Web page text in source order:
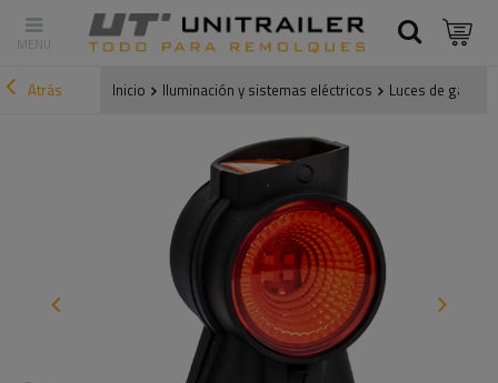
Atrás Inicio Iluminación y sistemas eléctricos Luces de gálibo